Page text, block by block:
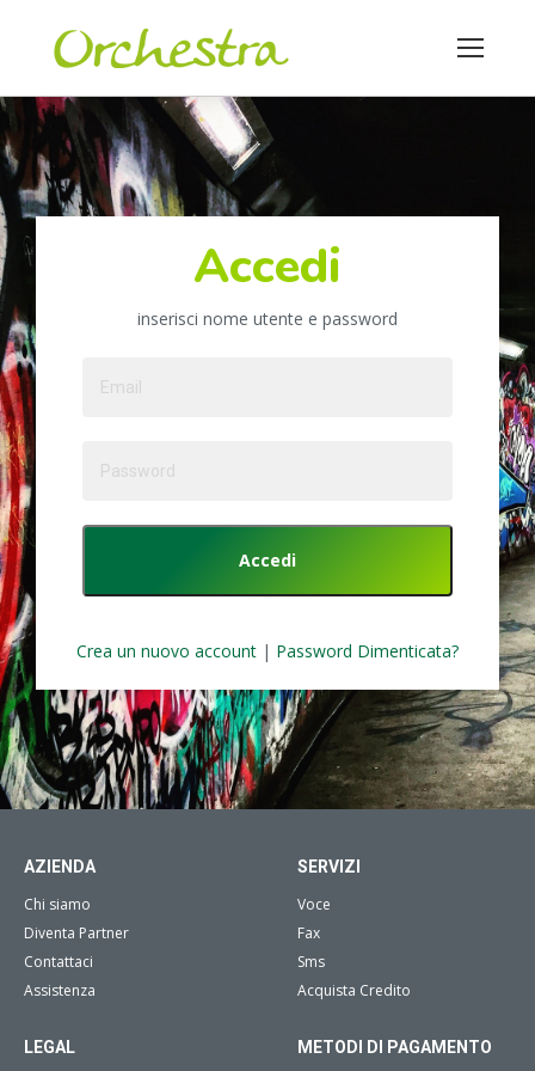
Accedi
inserisci nome utente e password
Crea un nuovo account | Password Dimenticata?
AZIENDA
Chi siamo
Diventa Partner
Contattaci
Assistenza
SERVIZI
Voce
Fax
Sms
Acquista Credito
LEGAL METODI DI PAGAMENTO